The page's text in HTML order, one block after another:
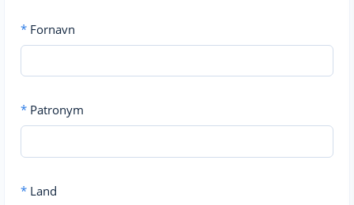
* Fornavn
* Patronym
* Land